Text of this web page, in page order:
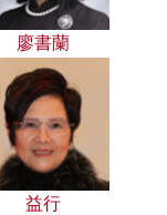
廖書蘭
益行